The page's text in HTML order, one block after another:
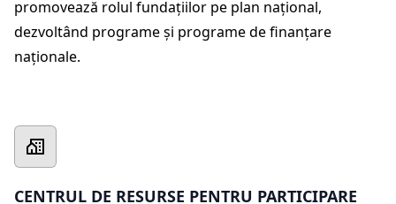
promovează rolul fundațiilor pe plan național,
dezvoltând programe și programe de finanțare
naționale.
CENTRUL DE RESURSE PENTRU PARTICIPARE